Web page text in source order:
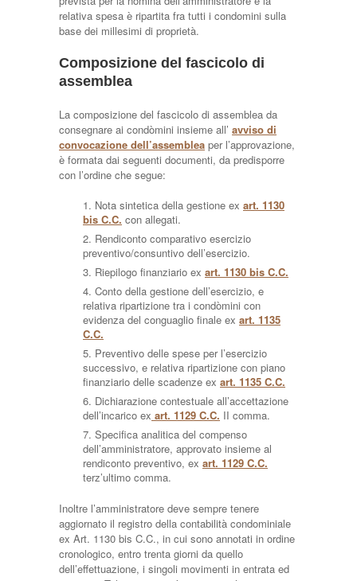
relativa spesa è ripartita fra tutti i condomini sulla
base dei millesimi di proprietà.
Composizione del fascicolo di
assemblea
La composizione del fascicolo di assemblea da
consegnare ai condòmini insieme all’ avviso di
convocazione dell’assemblea per l’approvazione,
è formata dai seguenti documenti, da predisporre
con l’ordine che segue:
Nota sintetica della gestione ex art. 1130
bis C.C. con allegati.
Rendiconto comparativo esercizio
preventivo/consuntivo dell’esercizio.
Riepilogo finanziario ex art. 1130 bis C.C.
Conto della gestione dell’esercizio, e
relativa ripartizione tra i condòmini con
evidenza del conguaglio finale ex art. 1135
C.C.
Preventivo delle spese per l’esercizio
successivo, e relativa ripartizione con piano
finanziario delle scadenze ex art. 1135 C.C.
Dichiarazione contestuale all’accettazione
dell’incarico ex art. 1129 C.C. II comma.
Specifica analitica del compenso
dell’amministratore, approvato insieme al
rendiconto preventivo, ex art. 1129 C.C.
terz’ultimo comma.
Inoltre l’amministratore deve sempre tenere
aggiornato il registro della contabilità condominiale
ex Art. 1130 bis C.C., in cui sono annotati in ordine
cronologico, entro trenta giorni da quello
dell’effettuazione, i singoli movimenti in entrata ed